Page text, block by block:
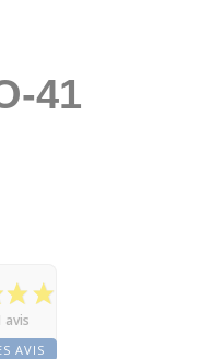
41
avis
AVIS